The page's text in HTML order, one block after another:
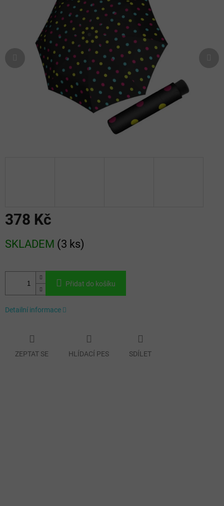
5
hvězdiček.
378 Kč
cena:
SKLADEM (3 ks)
Přidat do košíku
Detailní informace
ZEPTAT SE HLÍDACÍ PES SDÍLET